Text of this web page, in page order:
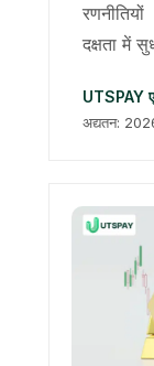
दक्षता में
UTSPAY
अद्यतन: